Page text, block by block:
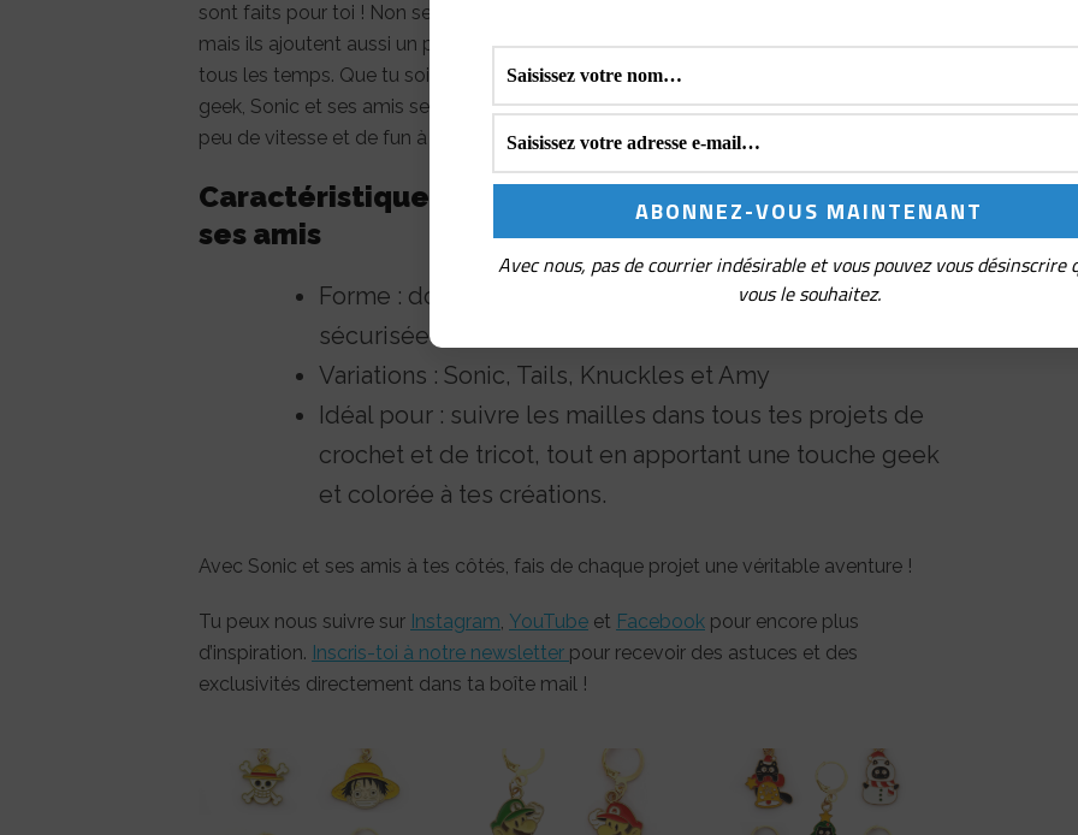
sont faits pour toi ! Non seulement, ils te permettent de suivre facilement tes mailles,
mais ils ajoutent aussi un petit clin d’œil à l’un des jeux vidéo les plus populaires de
tous les temps. Que tu sois crocheteur, tricoteur ou simple passionné de l’univers
geek, Sonic et ses amis seront les compagnons idéaux pour ta créativité. Ajoute un
peu de vitesse et de fun à tes projets avec ces personnages emblématiques !
Caractéristiques des Marqueurs de Maille Sonic et
ses amis
Forme : dormeuse ronde pour une utilisation simple et
sécurisée
Variations : Sonic, Tails, Knuckles et Amy
Idéal pour : suivre les mailles dans tous tes projets de
crochet et de tricot, tout en apportant une touche geek
et colorée à tes créations.
Avec Sonic et ses amis à tes côtés, fais de chaque projet une véritable aventure !
Tu peux nous suivre sur Instagram, YouTube et Facebook pour encore plus
d’inspiration. Inscris-toi à notre newsletter pour recevoir des astuces et des
exclusivités directement dans ta boîte mail !
Avec nous, pas de courrier indésirable et vous pouvez vous désinscrire
vous le souhaitez.